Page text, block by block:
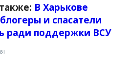
В Харькове
и спасатели
ради поддержки ВСУ